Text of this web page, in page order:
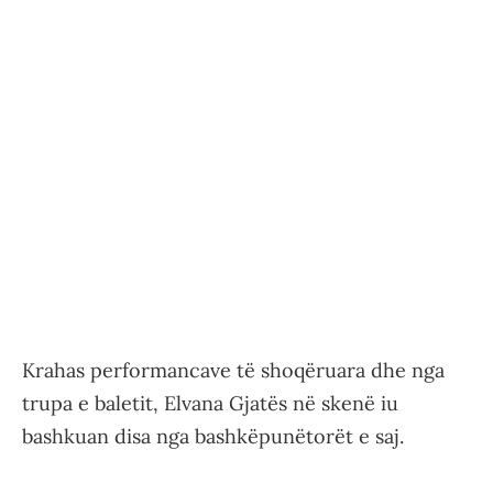
Krahas performancave të shoqëruara dhe nga
trupa e baletit, Elvana Gjatës në skenë iu
bashkuan disa nga bashkëpunëtorët e saj.